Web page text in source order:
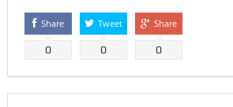
Share
0
Tweet
0
Share
0